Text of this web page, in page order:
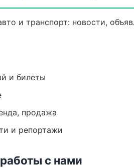
и транспорт: новости,
и билеты
продажа
и репортажи
с нами